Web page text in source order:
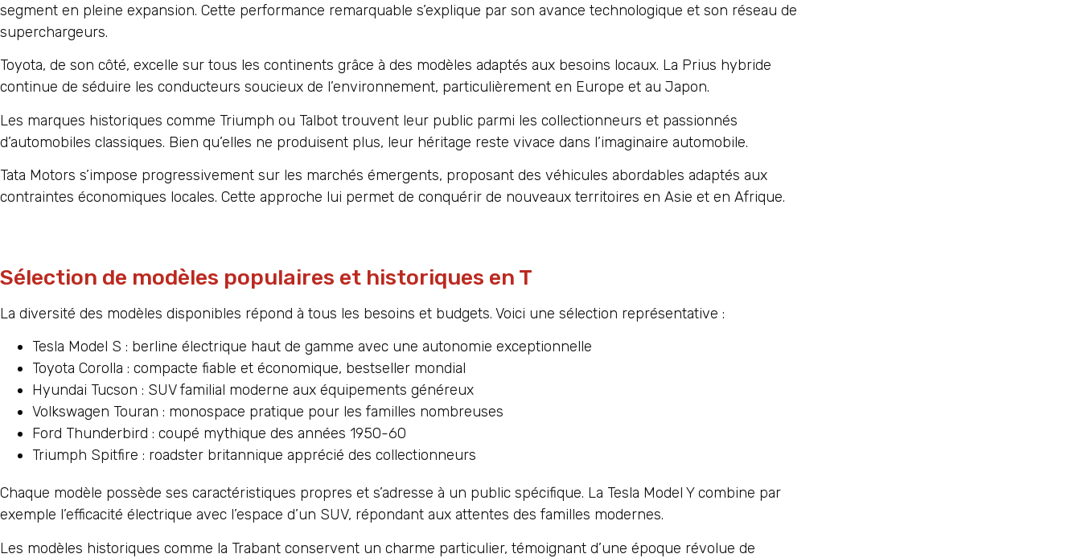
segment en pleine expansion. Cette performance remarquable s’explique par son avance technologique et son réseau de
superchargeurs.
Toyota, de son côté, excelle sur tous les continents grâce à des modèles adaptés aux besoins locaux. La Prius hybride
continue de séduire les conducteurs soucieux de l’environnement, particulièrement en Europe et au Japon.
Les marques historiques comme Triumph ou Talbot trouvent leur public parmi les collectionneurs et passionnés
d’automobiles classiques. Bien qu’elles ne produisent plus, leur héritage reste vivace dans l’imaginaire automobile.
Tata Motors s’impose progressivement sur les marchés émergents, proposant des véhicules abordables adaptés aux
contraintes économiques locales. Cette approche lui permet de conquérir de nouveaux territoires en Asie et en Afrique.
Sélection de modèles populaires et historiques en T
La diversité des modèles disponibles répond à tous les besoins et budgets. Voici une sélection représentative :
Tesla Model S : berline électrique haut de gamme avec une autonomie exceptionnelle
Toyota Corolla : compacte fiable et économique, bestseller mondial
Hyundai Tucson : SUV familial moderne aux équipements généreux
Volkswagen Touran : monospace pratique pour les familles nombreuses
Ford Thunderbird : coupé mythique des années 1950-60
Triumph Spitfire : roadster britannique apprécié des collectionneurs
Chaque modèle possède ses caractéristiques propres et s’adresse à un public spécifique. La Tesla Model Y combine par
exemple l’efficacité électrique avec l’espace d’un SUV, répondant aux attentes des familles modernes.
Les modèles historiques comme la Trabant conservent un charme particulier, témoignant d’une époque révolue de